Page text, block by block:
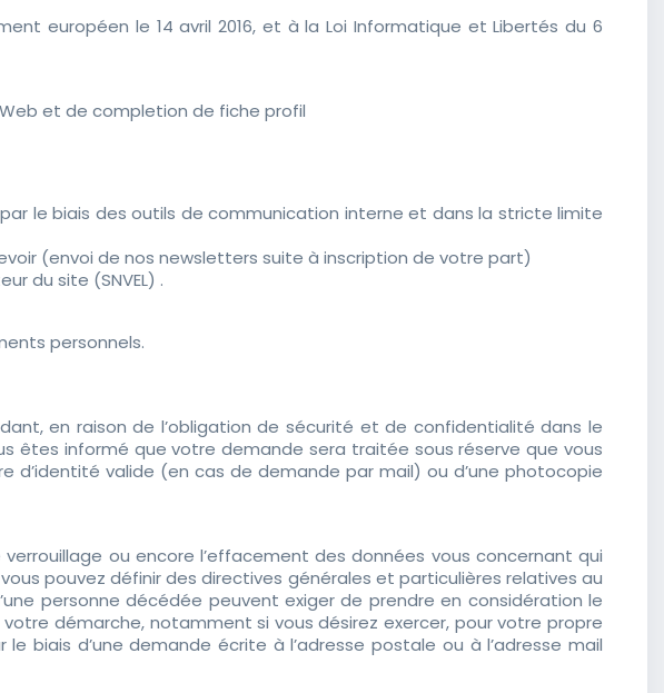
européen le 14 avril 2016, et à la Loi Informatique et Libertés du 6
et de completion de fiche profil
le biais des outils de communication interne et dans la stricte limite
(envoi de nos newsletters suite à inscription de votre part)
du site (SNVEL) .
personnels.
en raison de l’obligation de sécurité et de confidentialité dans le
êtes informé que votre demande sera traitée sous réserve que vous
valide (en cas de demande par mail) ou d’une photocopie
ou encore l’effacement des données vous concernant qui
pouvez définir des directives générales et particulières relatives au
personne décédée peuvent exiger de prendre en considération le
démarche, notamment si vous désirez exercer, pour votre propre
d’une demande écrite à l’adresse postale ou à l’adresse mail